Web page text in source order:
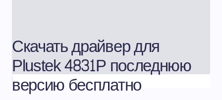
Скачать драйвер для
Plustek 4831P последнюю
версию бесплатно